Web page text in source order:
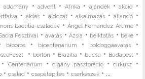
adomány •advent • Afrika • ajándék•akció •
•áldás • áldozat •alkalmazás • állandó•
Laetitia-családév •Ángel Fernández Artime•
Fesztivál •avatás •Ázsia • beiktatás • béke •
bíboros • bicentenárium • boldoggáavatás•
• börtön • Brazília • búcsú • Budapest •
• Centenárium •cigány pasztoráció•cirkusz •
•család •csapatépítés •cserkészek • ...